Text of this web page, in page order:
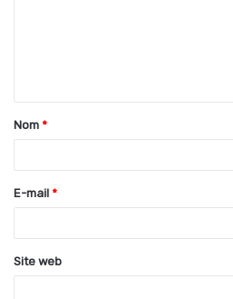
t
a
e
*
Nom *
E-mail *
Site web